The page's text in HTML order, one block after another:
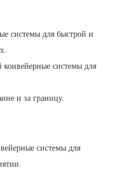
системы для быстрой и
системы для
и за границу.
системы для